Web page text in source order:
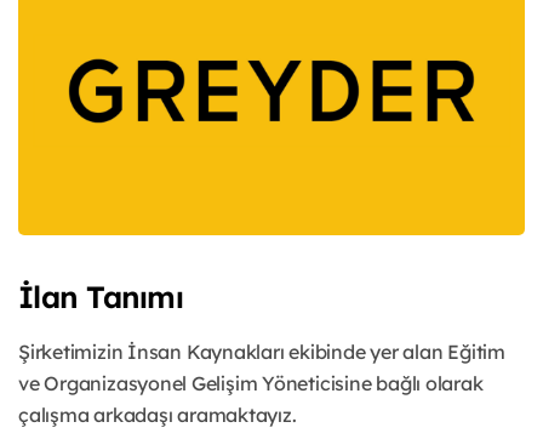
İlan Tanımı
Şirketimizin İnsan Kaynakları ekibinde yer alan Eğitim
ve Organizasyonel Gelişim Yöneticisine bağlı olarak
çalışma arkadaşı aramaktayız.